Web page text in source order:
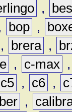
,
bop ,
, brera ,
, c-max
c5 , c6 ,
,